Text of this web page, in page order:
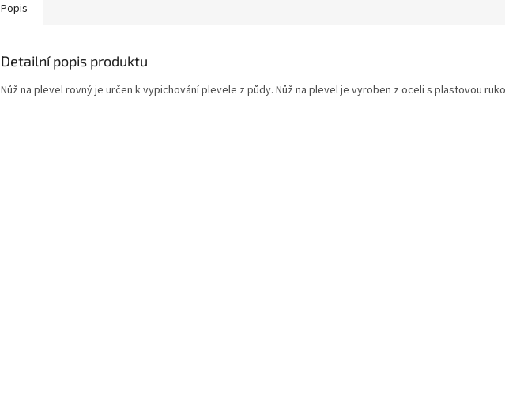
Popis
Detailní popis produktu
Nůž na plevel rovný je určen k vypichování plevele z půdy. Nůž na plevel je vyroben z oceli s plastovou